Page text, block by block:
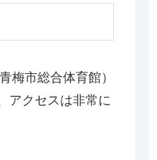
梅市総合体育館）
アクセスは非常に